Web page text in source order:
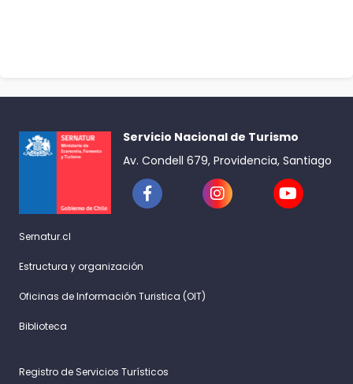
Servicio Nacional de Turismo
Av. Condell 679, Providencia, Santiago
Sernatur.cl
Estructura y organización
Oficinas de Información Turistica (OIT)
Biblioteca
Registro de Servicios Turísticos